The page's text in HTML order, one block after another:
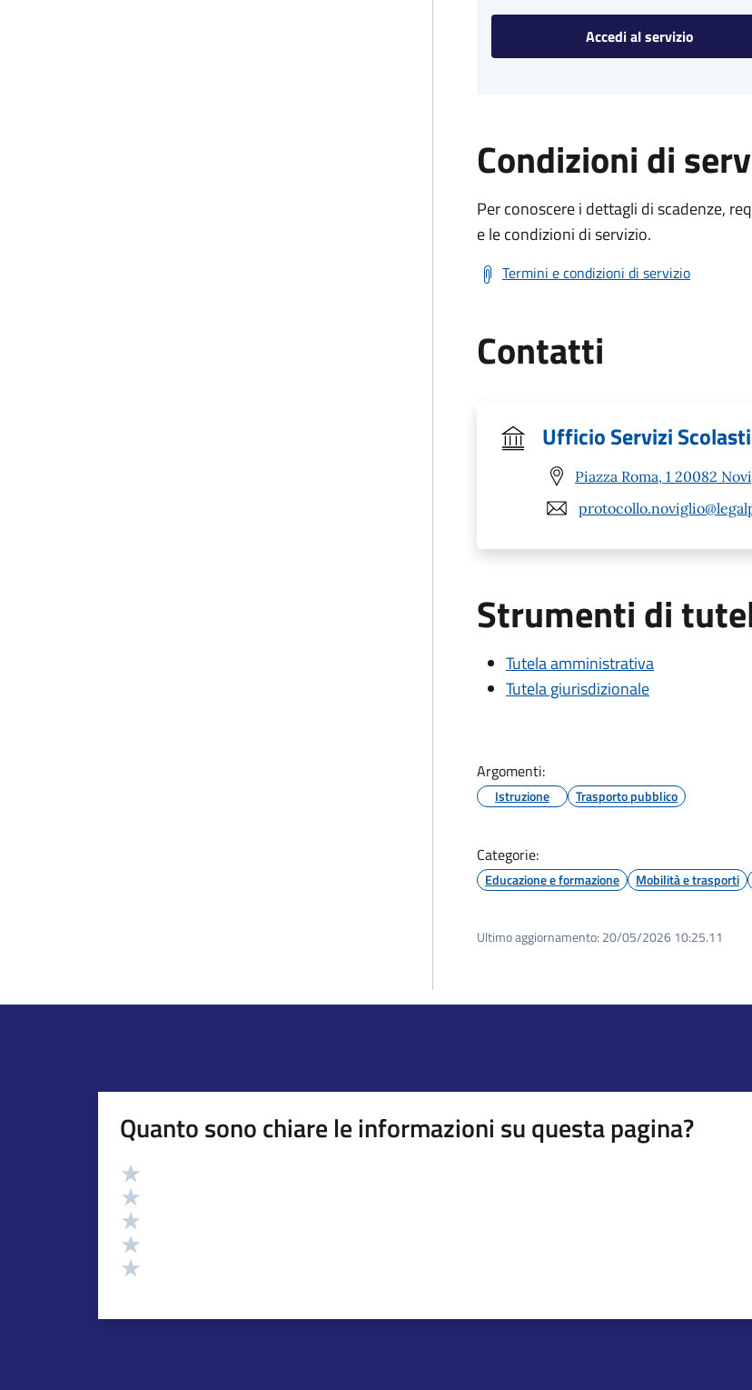
Accedi al servizio
Condizioni di
Per conoscere i dettagli di scadenze,
e le condizioni di servizio.
Termini e condizioni di servizio
Contatti
Ufficio Servizi
Piazza Roma, 1 20082
Strumenti di
Tutela amministrativa
Tutela giurisdizionale
Argomenti:
Istruzione Trasporto pubblico
Categorie:
Educazione e formazione Mobilità e trasporti
Ultimo aggiornamento: 20/05/2026 10:25.11
Quanto sono chiare le informazioni su questa pagina?
Valutazione